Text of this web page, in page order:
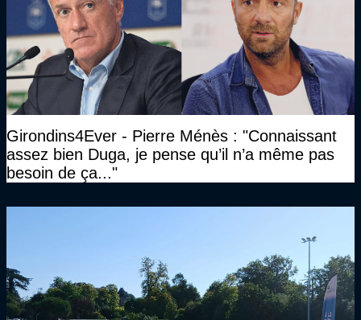
Girondins4Ever - Pierre Ménès : "Connaissant
assez bien Duga, je pense qu’il n’a même pas
besoin de ça..."